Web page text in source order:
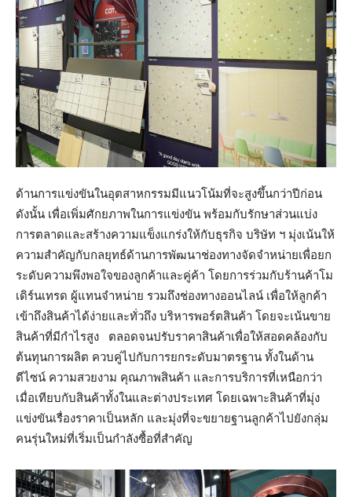
ด้านการแข่งขันในอุตสาหกรรมมีแนวโน้มที่จะสูงขึ้นกว่าปีก่อน
ดังนั้น เพื่อเพิ่มศักยภาพในการแข่งขัน พร้อมกับรักษาส่วนแบ่ง
การตลาดและสร้างความแข็งแกร่งให้กับธุรกิจ บริษัท ฯ มุ่งเน้นให้
ความสำคัญกับกลยุทธ์ด้านการพัฒนาช่องทางจัดจำหน่ายเพื่อยก
ระดับความพึงพอใจของลูกค้าและคู่ค้า โดยการร่วมกับร้านค้าโม
เดิร์นเทรด ผู้แทนจำหน่าย รวมถึงช่องทางออนไลน์ เพื่อให้ลูกค้า
เข้าถึงสินค้าได้ง่ายและทั่วถึง บริหารพอร์ตสินค้า โดยจะเน้นขาย
สินค้าที่มีกำไรสูง ตลอดจนปรับราคาสินค้าเพื่อให้สอดคล้องกับ
ต้นทุนการผลิต ควบคู่ไปกับการยกระดับมาตรฐาน ทั้งในด้าน
ดีไซน์ ความสวยงาม คุณภาพสินค้า และการบริการที่เหนือกว่า
เมื่อเทียบกับสินค้าทั้งในและต่างประเทศ โดยเฉพาะสินค้าที่มุ่ง
แข่งขันเรื่องราคาเป็นหลัก และมุ่งที่จะขยายฐานลูกค้าไปยังกลุ่ม
คนรุ่นใหม่ที่เริ่มเป็นกำลังซื้อที่สำคัญ